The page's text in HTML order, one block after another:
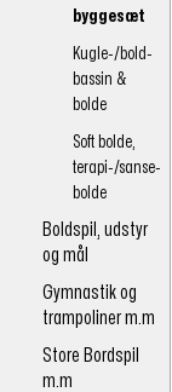
byggesæt
Kugle-/bold-
bassin &
bolde
Soft bolde,
terapi-/sanse-
bolde
Boldspil, udstyr
og mål
Gymnastik og
trampoliner m.m
Store Bordspil
m.m